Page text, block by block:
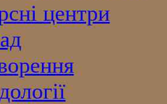
центри